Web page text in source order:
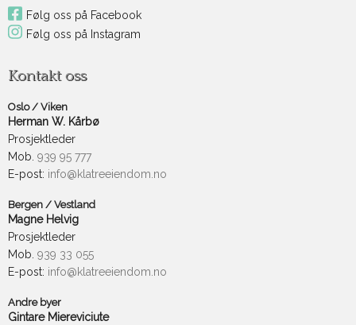
Følg oss på Facebook
Følg oss på Instagram
Kontakt oss
Oslo / Viken
Herman W. Kårbø
Prosjektleder
Mob. 939 95 777
E-post: info@klatreeiendom.no
Bergen / Vestland
Magne Helvig
Prosjektleder
Mob. 939 33 055
E-post: info@klatreeiendom.no
Andre byer
Gintare Miereviciute